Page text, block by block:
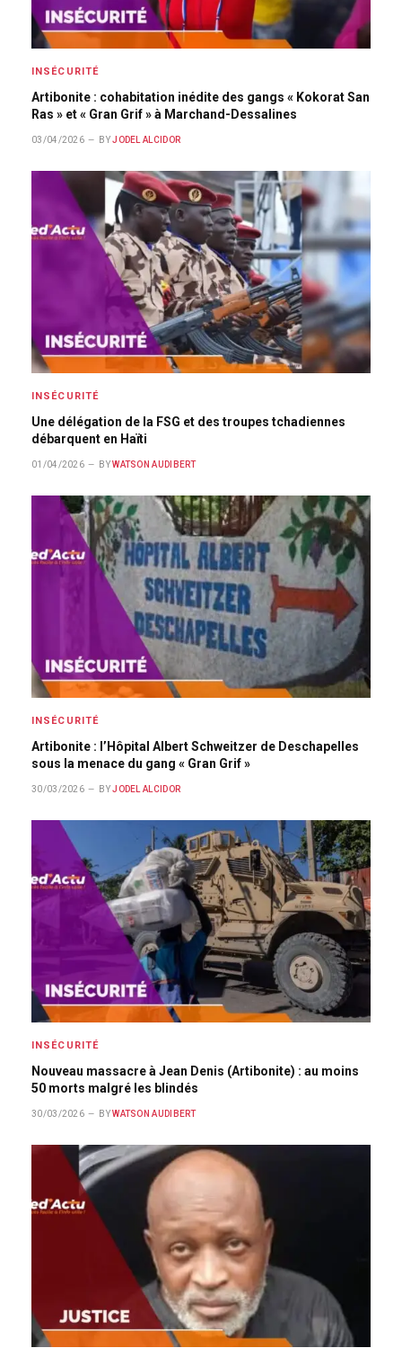
INSÉCURITÉ
Artibonite : cohabitation inédite des gangs « Kokorat San
Ras » et « Gran Grif » à Marchand-Dessalines
03/04/2026 BY JODEL ALCIDOR
INSÉCURITÉ
Une délégation de la FSG et des troupes tchadiennes
débarquent en Haïti
01/04/2026 BY WATSON AUDIBERT
INSÉCURITÉ
Artibonite : l’Hôpital Albert Schweitzer de Deschapelles
sous la menace du gang « Gran Grif »
30/03/2026 BY JODEL ALCIDOR
INSÉCURITÉ
Nouveau massacre à Jean Denis (Artibonite) : au moins
50 morts malgré les blindés
30/03/2026 BY WATSON AUDIBERT